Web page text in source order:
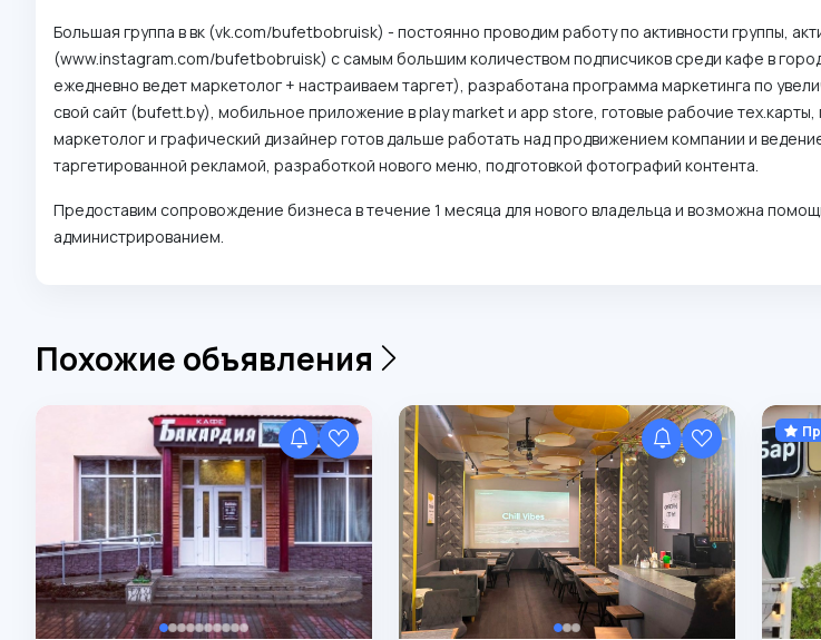
Большая группа в вк (vk.com/bufetbobruisk) - постоянно проводим работу по активности группы,
(www.instagram.com/bufetbobruisk) с самым большим количеством подписчиков среди кафе в
ежедневно ведет маркетолог + настраиваем таргет), разработана программа маркетинга по
свой сайт (bufett.by), мобильное приложение в play market и app store, готовые рабочие
маркетолог и графический дизайнер готов дальше работать над продвижением компании и
таргетированной рекламой, разработкой нового меню, подготовкой фотографий контента.
Предоставим сопровождение бизнеса в течение 1 месяца для нового владельца и возможна
администрированием.
Похожие объявления